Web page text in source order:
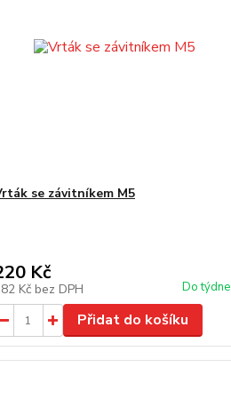
se závitníkem M5
Kč
Kč bez DPH Do týdne
Přidat do košíku